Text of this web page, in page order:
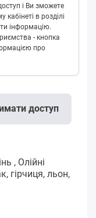
і Ви зможете
в розділі
інформацію.
- кнопка
про
доступ
, Олійні
гірчиця, льон,